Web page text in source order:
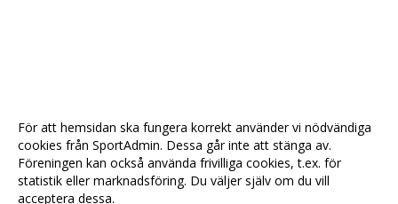
För att hemsidan ska fungera korrekt använder vi nödvändiga
cookies från SportAdmin. Dessa går inte att stänga av.
Föreningen kan också använda frivilliga cookies, t.ex. för
statistik eller marknadsföring. Du väljer själv om du vill
acceptera dessa.